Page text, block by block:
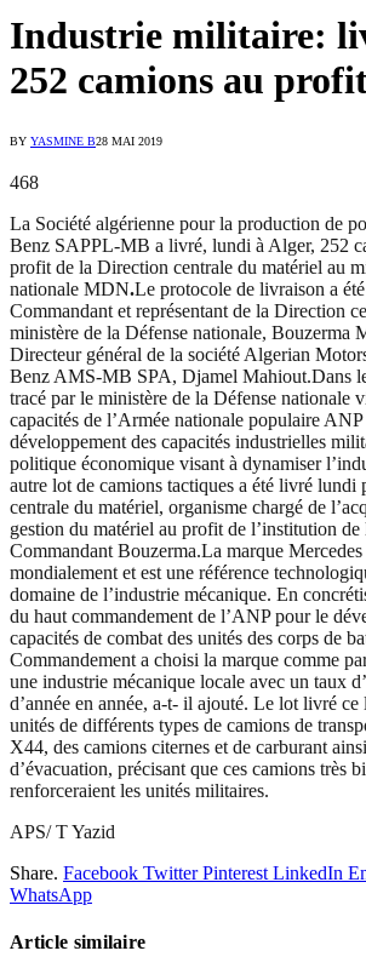
Industrie militaire:
252 camions au
BY YASMINE B28 MAI 2019
468
La Société algérienne pour la production de
Benz SAPPL-MB a livré, lundi à Alger, 252
profit de la Direction centrale du matériel au
nationale MDN.Le protocole de livraison a
Commandant et représentant de la Direction
ministère de la Défense nationale, Bouzerma
Directeur général de la société Algerian
Benz AMS-MB SPA, Djamel Mahiout.Dans
tracé par le ministère de la Défense nationale
capacités de l’Armée nationale populaire
développement des capacités industrielles
politique économique visant à dynamiser
autre lot de camions tactiques a été livré lundi
centrale du matériel, organisme chargé de
gestion du matériel au profit de l’institution
Commandant Bouzerma.La marque Mercedes
mondialement et est une référence
domaine de l’industrie mécanique. En
du haut commandement de l’ANP pour le
capacités de combat des unités des corps de
Commandement a choisi la marque comme
une industrie mécanique locale avec un taux
d’année en année, a-t- il ajouté. Le lot livré
unités de différents types de camions de
X44, des camions citernes et de carburant
d’évacuation, précisant que ces camions très
renforceraient les unités militaires.
APS/ T Yazid
Share. Facebook Twitter Pinterest LinkedIn
WhatsApp
Article similaire